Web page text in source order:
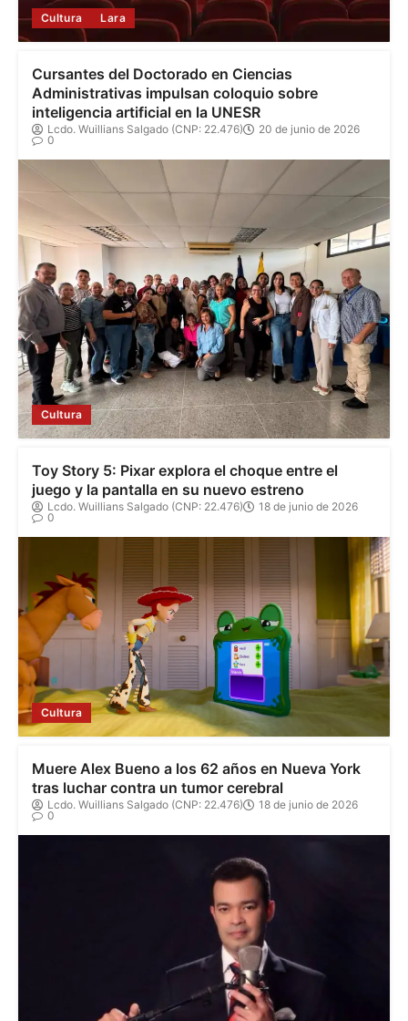
Cultura Lara
Cultura
Cursantes del Doctorado en Ciencias
Administrativas impulsan coloquio sobre
inteligencia artificial en la UNESR
Lcdo. Wuillians Salgado (CNP: 22.476)
20 de junio de 2026
0
Cultura
Toy Story 5: Pixar explora el choque entre el
juego y la pantalla en su nuevo estreno
Lcdo. Wuillians Salgado (CNP: 22.476)
18 de junio de 2026
0
Muere Alex Bueno a los 62 años en Nueva York
tras luchar contra un tumor cerebral
Lcdo. Wuillians Salgado (CNP: 22.476)
18 de junio de 2026
0